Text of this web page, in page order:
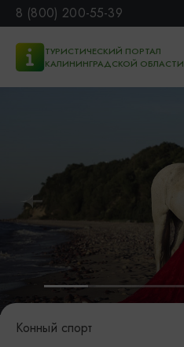
8 (800) 200-55-39
ТУРИСТИЧЕСКИЙ ПОРТАЛ
КАЛИНИНГРАДСКОЙ ОБЛАСТИ
Конный спорт